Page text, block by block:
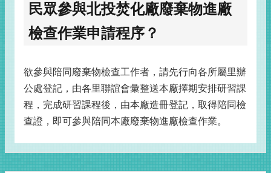
民眾參與北投焚化廠廢棄物進廠
檢查作業申請程序？
欲參與陪同廢棄物檢查工作者，請先行向各所屬里辦
公處登記，由各里聯誼會彙整送本廠擇期安排研習課
程，完成研習課程後，由本廠造冊登記，取得陪同檢
查證，即可參與陪同本廠廢棄物進廠檢查作業。